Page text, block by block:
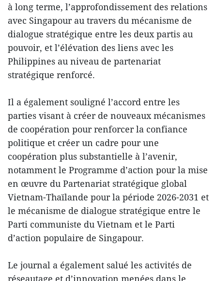
à long terme, l’approfondissement des relations
avec Singapour au travers du mécanisme de
dialogue stratégique entre les deux partis au
pouvoir, et l’élévation des liens avec les
Philippines au niveau de partenariat
stratégique renforcé.
Il a également souligné l’accord entre les
parties visant à créer de nouveaux mécanismes
de coopération pour renforcer la confiance
politique et créer un cadre pour une
coopération plus substantielle à l’avenir,
notamment le Programme d’action pour la mise
en œuvre du Partenariat stratégique global
Vietnam-Thaïlande pour la période 2026-2031 et
le mécanisme de dialogue stratégique entre le
Parti communiste du Vietnam et le Parti
d’action populaire de Singapour.
Le journal a également salué les activités de
réseautage et d’innovation menées dans le